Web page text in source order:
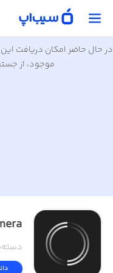
در حال حاضر امکان دریافت این
موجود، از